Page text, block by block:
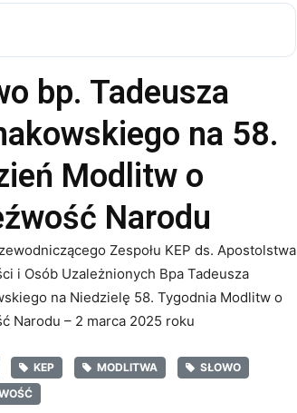
bp. Tadeusza
na 58.
Modlitw o
Narodu
Zespołu KEP ds. Apostolstwa
i Osób Uzależnionych Bpa Tadeusza
na Niedzielę 58. Tygodnia Modlitw o
Narodu – 2 marca 2025 roku
KEP MODLITWA
SŁOWO